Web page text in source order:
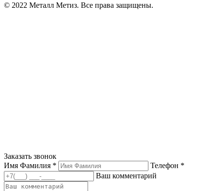
© 2022 Металл Метиз. Все права защищены.
Заказать звонок
Имя Фамилия *
Телефон *
Ваш комментарий